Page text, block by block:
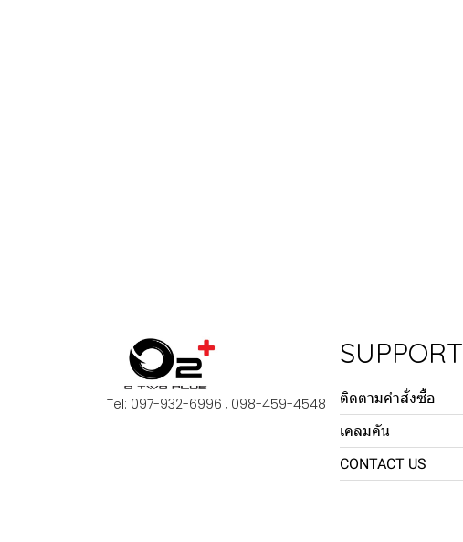
Tel: 097-932-6996 , 098-459-4548
SUPPORT
ติดตามคำสั่งซื้อ
เคลมคัน
CONTACT US